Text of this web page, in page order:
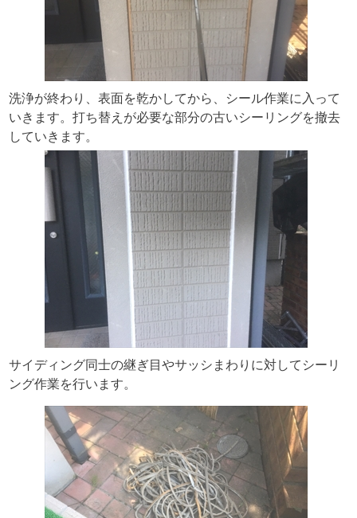
洗浄が終わり、表面を乾かしてから、シール作業に入って
いきます。打ち替えが必要な部分の古いシーリングを撤去
していきます。
サイディング同士の継ぎ目やサッシまわりに対してシーリ
ング作業を行います。